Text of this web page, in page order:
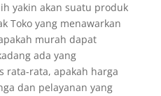
yakin akan suatu produk
Toko yang menawarkan
murah dapat
ada yang
rata-rata, apakah harga
dan pelayanan yang